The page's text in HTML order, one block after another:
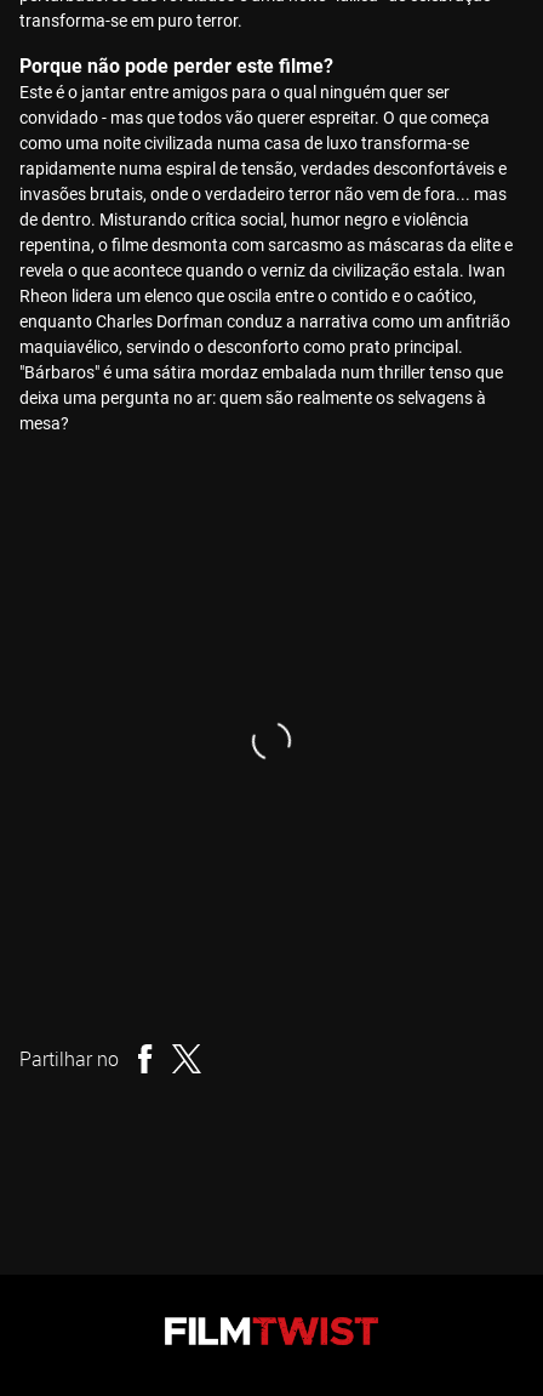
transforma-se em puro terror.
Porque não pode perder este filme?
Este é o jantar entre amigos para o qual ninguém quer ser
convidado - mas que todos vão querer espreitar. O que começa
como uma noite civilizada numa casa de luxo transforma-se
rapidamente numa espiral de tensão, verdades desconfortáveis e
invasões brutais, onde o verdadeiro terror não vem de fora... mas
de dentro. Misturando crítica social, humor negro e violência
repentina, o filme desmonta com sarcasmo as máscaras da elite e
revela o que acontece quando o verniz da civilização estala. Iwan
Rheon lidera um elenco que oscila entre o contido e o caótico,
enquanto Charles Dorfman conduz a narrativa como um anfitrião
maquiavélico, servindo o desconforto como prato principal.
"Bárbaros" é uma sátira mordaz embalada num thriller tenso que
deixa uma pergunta no ar: quem são realmente os selvagens à
mesa?
Partilhar no